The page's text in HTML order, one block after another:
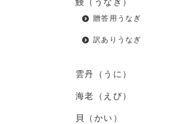
贈答用うなぎ
訳ありうなぎ
雲丹（うに）
海老（えび）
貝（かい）